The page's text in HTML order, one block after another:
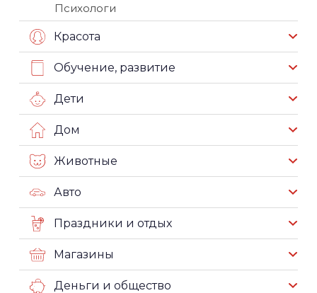
Психологи
Красота
Обучение, развитие
Дети
Дом
Животные
Авто
Праздники и отдых
Магазины
Деньги и общество